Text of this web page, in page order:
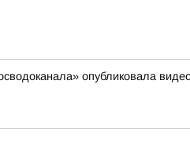
опубликовала